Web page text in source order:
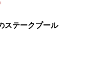
ステークプール